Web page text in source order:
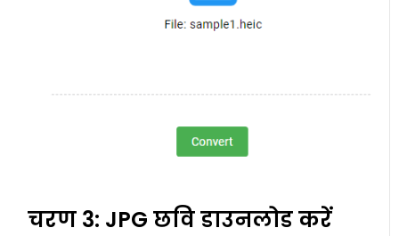
चरण 3: JPG छवि डाउनलोड करें